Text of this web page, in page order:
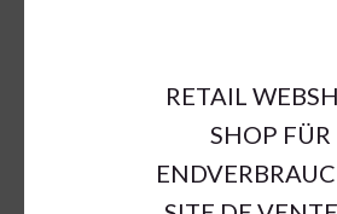
RETAIL
SHOP FÜR